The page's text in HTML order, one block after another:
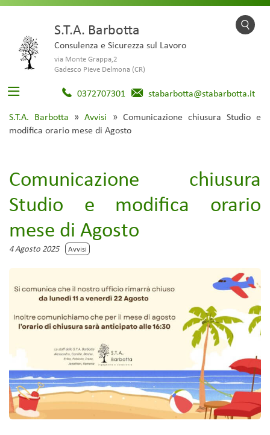
S.T.A. Barbotta
Consulenza e Sicurezza sul Lavoro
via Monte Grappa,2
Gadesco Pieve Delmona (CR)
0372707301 stabarbotta@stabarbotta.it
S.T.A. Barbotta » Avvisi »Comunicazione chiusura Studio e
modifica orario mese di Agosto
Comunicazione chiusura
Studio e modifica orario
mese di Agosto
4 Agosto 2025 Avvisi